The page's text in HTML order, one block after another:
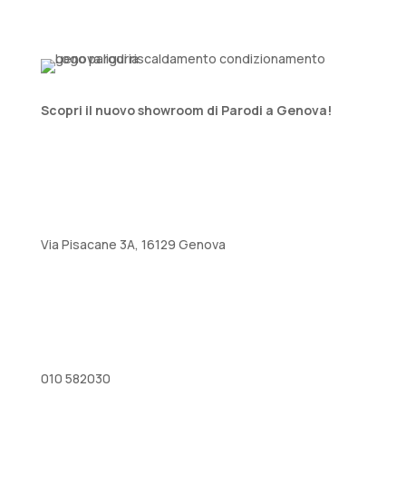
Scopri il nuovo showroom di Parodi a Genova!
Via Pisacane 3A, 16129 Genova
010 582030